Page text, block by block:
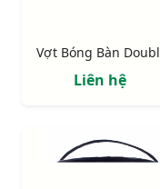
Liên hệ